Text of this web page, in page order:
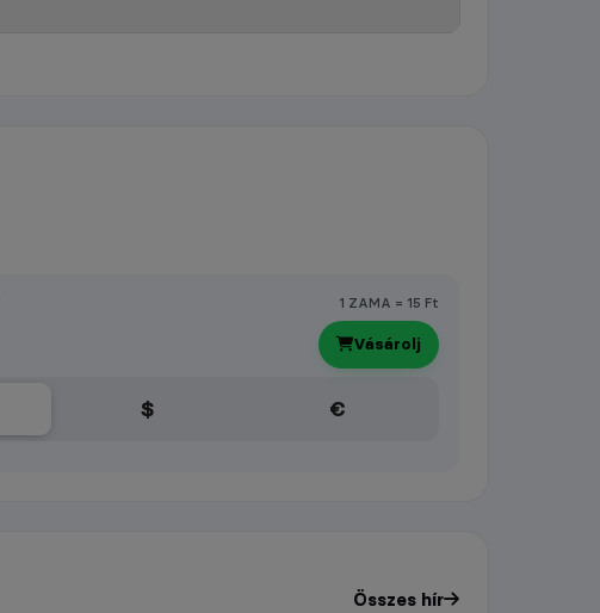
1 ZAMA = 15 Ft
Vásárolj
$ €
Összes hír